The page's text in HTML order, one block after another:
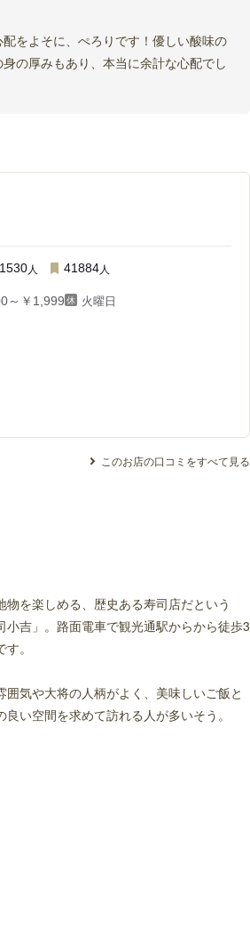
をよそに、ぺろりです！優しい酸味の
の厚みもあり、本当に余計な心配でし
1530人 41884人
～￥1,999
火曜日
このお店の口コミをすべて見る
物を楽しめる、歴史ある寿司店だという
小吉」。路面電車で観光通駅からから徒歩3
。
囲気や大将の人柄がよく、美味しいご飯と
良い空間を求めて訪れる人が多いそう。